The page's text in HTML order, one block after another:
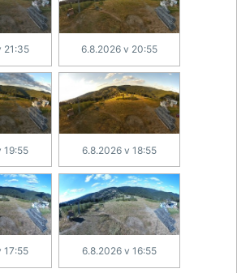
21:35 6.8.2026 v 20:55
19:55 6.8.2026 v 18:55
17:55 6.8.2026 v 16:55